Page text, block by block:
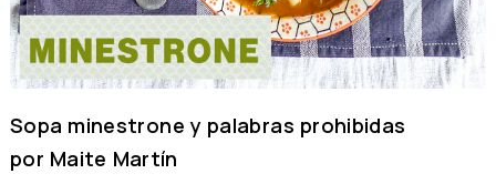
Sopa minestrone y palabras prohibidas
por Maite Martín